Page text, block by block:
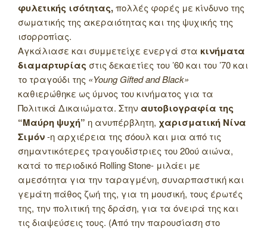
φυλετικής ισότητας,πολλές φορές με κίνδυνο της
σωματικής της ακεραιότητας και της ψυχικής της
ισορροπίας.
Αγκάλιασε και συμμετείχε ενεργά στα κινήματα
διαμαρτυρίας στις δεκαετίες του ’60 και του ’70 και
το τραγούδι της «Young Gifted and Black»
καθιερώθηκε ως ύμνος του κινήματος για τα
Πολιτικά Δικαιώματα. Στην αυτοβιογραφία της
“Μαύρη ψυχή” η ανυπέρβλητη, χαρισματική Νίνα
Σιμόν-η αρχιέρεια της σόουλ και μια από τις
σημαντικότερες τραγουδίστριες του 20ού αιώνα,
κατά το περιοδικό Rolling Stone- μιλάει με
αμεσότητα για την ταραγμένη, συναρπαστική και
γεμάτη πάθος ζωή της, για τη μουσική, τους έρωτές
της, την πολιτική της δράση, για τα όνειρά της και
τις διαψεύσεις τους. (Από την παρουσίαση στο